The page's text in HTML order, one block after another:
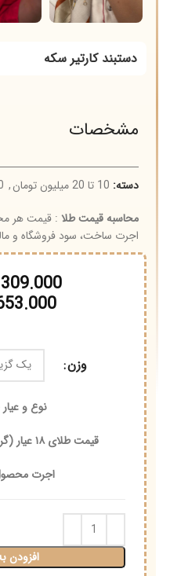
دستبند کارتیر سکه
مشخصات
دسته: 10 تا 20 میلیون تومان ,
20
محاسبه قیمت طلا : قیمت هر
اجرت ساخت، سود فروشگاه و
وزن
نوع و عیار
قیمت طلای ۱۸ عیار (گرم) :
اجرت
افزودن